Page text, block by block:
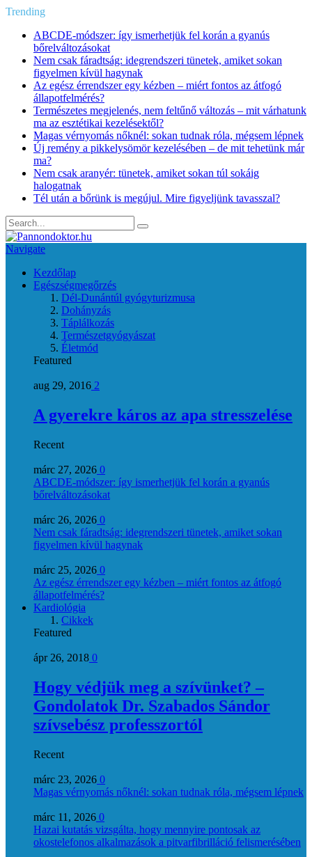
Trending
ABCDE‑módszer: így ismerhetjük fel korán a gyanús
bőrelváltozásokat
Nem csak fáradtság: idegrendszeri tünetek, amiket sokan
figyelmen kívül hagynak
Az egész érrendszer egy kézben – miért fontos az átfogó
állapotfelmérés?
Természetes megjelenés, nem feltűnő változás – mit várhatunk
ma az esztétikai kezelésektől?
Magas vérnyomás nőknél: sokan tudnak róla, mégsem lépnek
Új remény a pikkelysömör kezelésében – de mit tehetünk már
ma?
Nem csak aranyér: tünetek, amiket sokan túl sokáig
halogatnak
Tél után a bőrünk is megújul. Mire figyeljünk tavasszal?
Navigate
Kezdőlap
Egészségmegőrzés
Dél-Dunántúl gyógyturizmusa
Dohányzás
Táplálkozás
Természetgyógyászat
Életmód
Featured
aug 29, 2016 2
A gyerekre káros az apa stresszelése
Recent
márc 27, 2026 0
ABCDE‑módszer: így ismerhetjük fel korán a gyanús
bőrelváltozásokat
márc 26, 2026 0
Nem csak fáradtság: idegrendszeri tünetek, amiket sokan
figyelmen kívül hagynak
márc 25, 2026 0
Az egész érrendszer egy kézben – miért fontos az átfogó
állapotfelmérés?
Kardiológia
Cikkek
Featured
ápr 26, 2018 0
Hogy védjük meg a szívünket? –
Gondolatok Dr. Szabados Sándor
szívsebész professzortól
Recent
márc 23, 2026 0
Magas vérnyomás nőknél: sokan tudnak róla, mégsem lépnek
márc 11, 2026 0
Hazai kutatás vizsgálta, hogy mennyire pontosak az
okostelefonos alkalmazások a pitvarfibrilláció felismerésében